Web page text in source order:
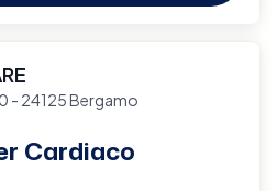
- 24125 Bergamo
Cardiaco